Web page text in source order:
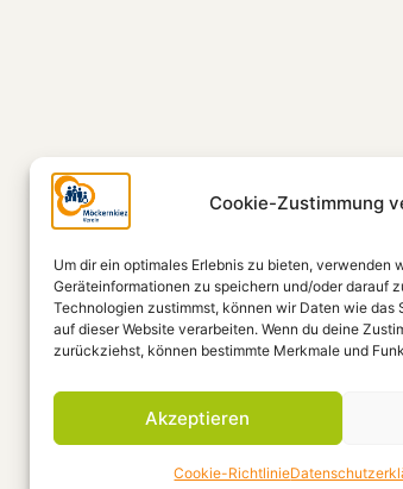
Cookie-Zustimmung
Um dir ein optimales Erlebnis zu bieten, verwenden
Geräteinformationen zu speichern und/oder darauf
Technologien zustimmst, können wir Daten wie das
auf dieser Website verarbeiten. Wenn du deine
zurückziehst, können bestimmte Merkmale und
Akzeptieren
Cookie-Richtlinie